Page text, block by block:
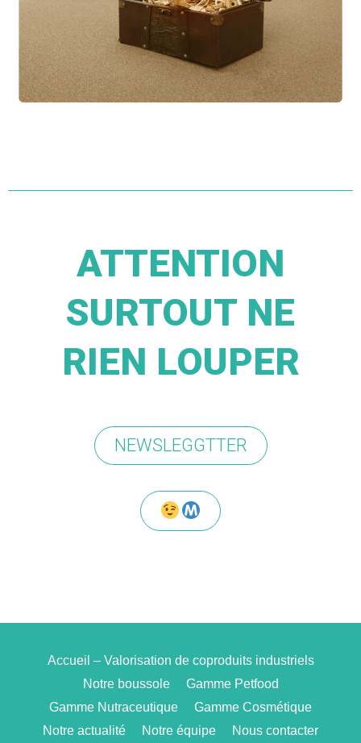
ATTENTION
SURTOUT NE
RIEN LOUPER
NEWSLEGGTTER
Accueil – Valorisation de coproduits industriels
Notre boussole
Gamme Petfood
Gamme Nutraceutique
Gamme Cosmétique
Notre actualité
Notre équipe
Nous contacter